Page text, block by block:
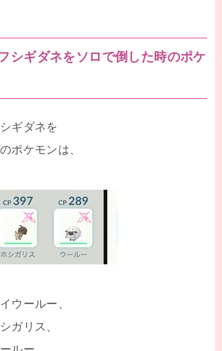
シギダネをソロで倒した時のポケ
ギダネを
ポケモンは、
ウールー、
ガリス、